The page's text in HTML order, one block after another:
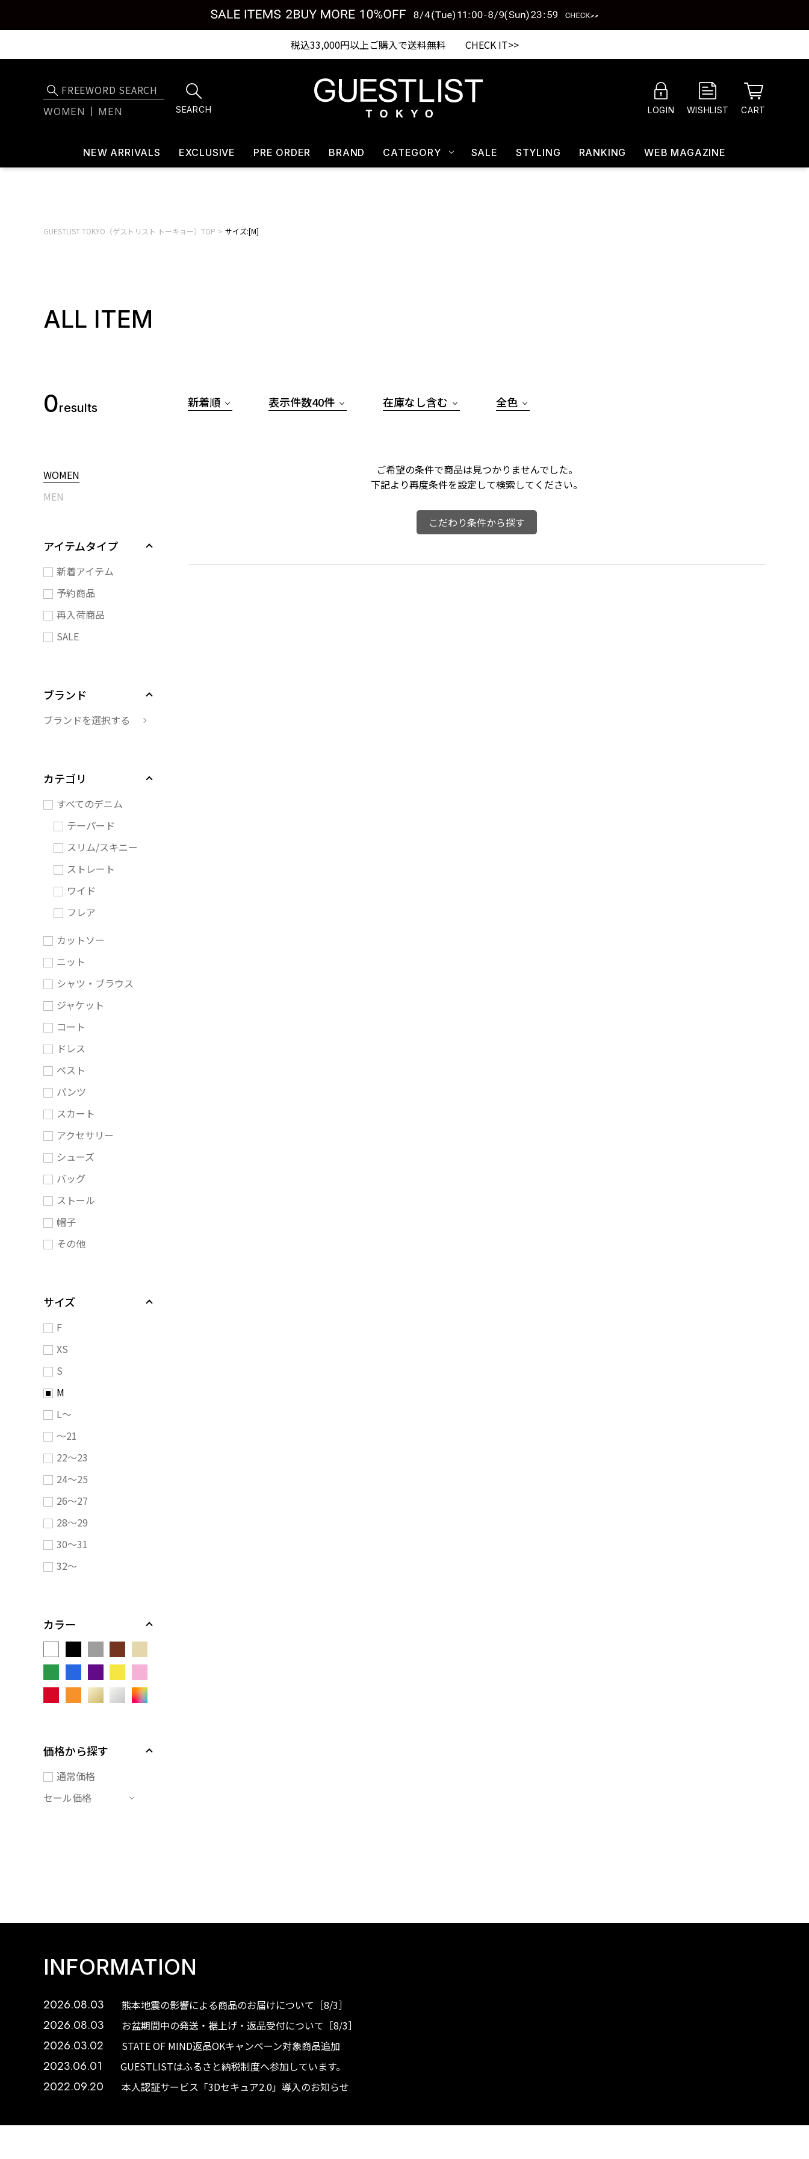
税込33,000円以上ご購入で送料無料 CHECK IT>>
WOMEN MEN SEARCH LOGIN WISHLIST CART
NEW ARRIVALS EXCLUSIVE PRE ORDER BRAND CATEGORY SALE STYLING RANKING WEB MAGAZINE
GUESTLIST TOKYO（ゲストリスト トーキョー）TOP サイズ:[M]
ALL ITEM
0results
WOMEN
MEN
アイテムタイプ
新着アイテム
予約商品
再入荷商品
SALE
ブランド
ブランドを選択する
カテゴリ
すべてのデニム
テーパード
スリム/スキニー
ストレート
ワイド
フレア
カットソー
ニット
シャツ・ブラウス
ジャケット
コート
ドレス
ベスト
パンツ
スカート
アクセサリー
シューズ
バッグ
ストール
帽子
その他
サイズ
F
XS
S
M
L～
～21
22～23
24～25
26～27
28～29
30～31
32～
カラー
価格から探す
通常価格
セール価格
新着順 表示件数40件 在庫なし含む 全色
ご希望の条件で商品は見つかりませんでした。
下記より再度条件を設定して検索してください。
こだわり条件から探す
INFORMATION
2026.08.03 熊本地震の影響による商品のお届けについて［8/3］
2026.08.03 お盆期間中の発送・裾上げ・返品受付について［8/3］
2026.03.02 STATE OF MIND返品OKキャンペーン対象商品追加
2023.06.01 GUESTLISTはふるさと納税制度へ参加しています。
2022.09.20 本人認証サービス「3Dセキュア2.0」導入のお知らせ